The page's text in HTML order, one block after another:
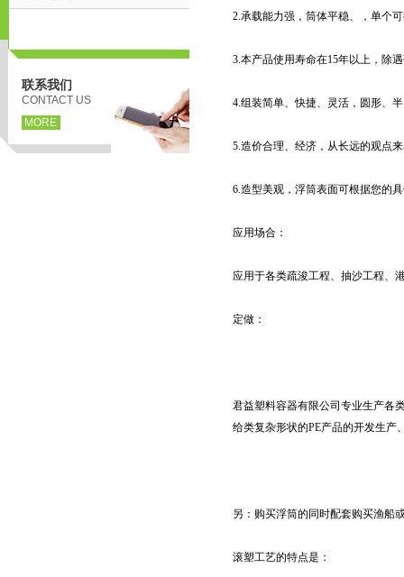
联系我们
CONTACT US
MORE
2.承载能力强，筒体平稳、，单个
3.本产品使用寿命在15年以上，除
4.组装简单、快捷、灵活，圆形、
5.造价合理、经济，从长远的观点
6.造型美观，浮筒表面可根据您的
应用场合：
应用于各类疏浚工程、抽沙工程、
定做：
君益塑料容器有限公司专业生产各
给类复杂形状的PE产品的开发生产
另：购买浮筒的同时配套购买渔船
滚塑工艺的特点是：